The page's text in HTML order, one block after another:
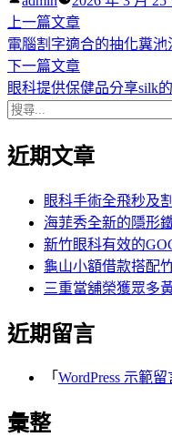
者:
文
章
導
覽
上一篇文章下
一
篇
文
電腦割字適合的抽化糞
下一篇文章下
一
章:
眼科提供保健品分享silk
搜
關
近期文章
眼科手術全飛秒及
海菲秀全新的隱形
新竹眼科有效的
龜山小額借款搭配
三重當舖榮獲眾多
近期留言
「 WordPress 示範
彙整